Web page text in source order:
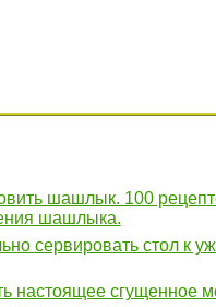
шашлык. 100
шашлыка.
сервировать стол к
настоящее сгущенное